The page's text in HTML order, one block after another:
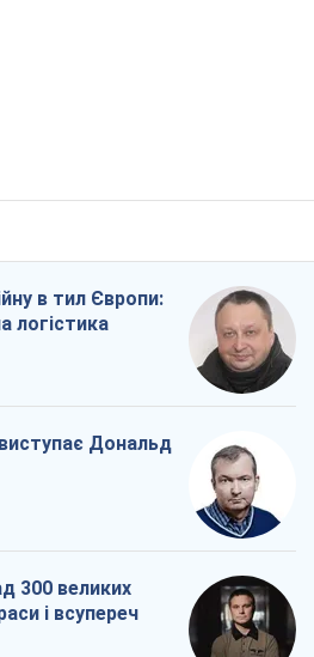
в тил Європи:
логістика
виступає Дональд
300 великих
і всупереч